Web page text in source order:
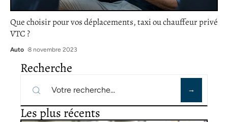
Que choisir pour vos déplacements, taxi ou chauffeur privé
VTC ?
Auto 8 novembre 2023
Recherche
Les plus récents